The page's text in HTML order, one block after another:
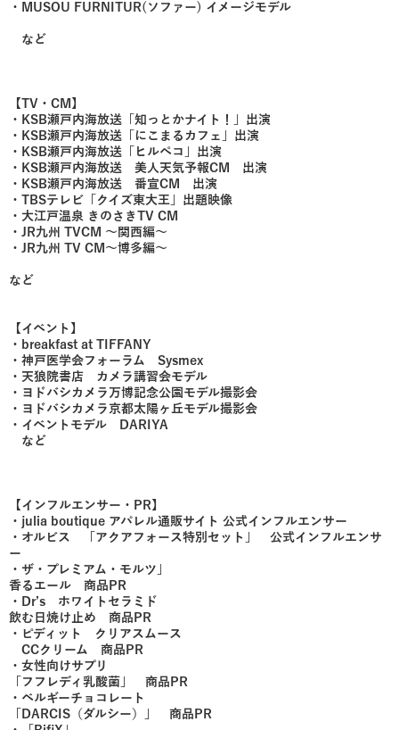
・MUSOU FURNITUR(ソファー) イメージモデル
など
【TV・CM】
・​KSB瀬戸内海放送「知っとかナイト！」出演
・KSB瀬戸内海放送「にこまるカフェ」出演
・KSB瀬戸内海放送「ヒルペコ」出演
・KSB瀬戸内海放送 美人天気予報CM 出演
・KSB瀬戸内海放送 番宣CM 出演
・TBSテレビ「クイズ東大王」出題映像
・大江戸温泉 きのさきTV CM
・JR九州 TVCM 〜関西編〜
・JR九州 TV CM〜博多編〜
など
【イベント】
​・breakfast at TIFFANY
・神戸医学会フォーラム Sysmex
・天狼院書店 カメラ講習会モデル
・ヨドバシカメラ万博記念公園モデル撮影会
・ヨドバシカメラ京都太陽ヶ丘モデル撮影会
・イベントモデル DARIYA
など
【インフルエンサー・PR】
・julia boutique アパレル通販サイト 公式インフルエンサー
・オルビス 「アクアフォース特別セット」 公式インフルエンサ
ー
・ザ・プレミアム・モルツ」
香るエール 商品PR
・Dr’s ホワイトセラミド
飲む日焼け止め 商品PR
・ピディット クリアスムース
CCクリーム 商品PR
・女性向けサプリ
「フフレディ乳酸菌」 商品PR
・ベルギーチョコレート
「DARCIS（ダルシー）」 商品PR